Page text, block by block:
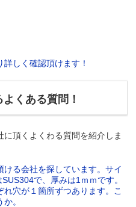
しく確認頂けます！
くある質問！
頂くよくわる質問を紹介しま
ける会社を探しています。サイ
で、厚みは1ｍｍです。
穴が１箇所ずつあります。こ
。